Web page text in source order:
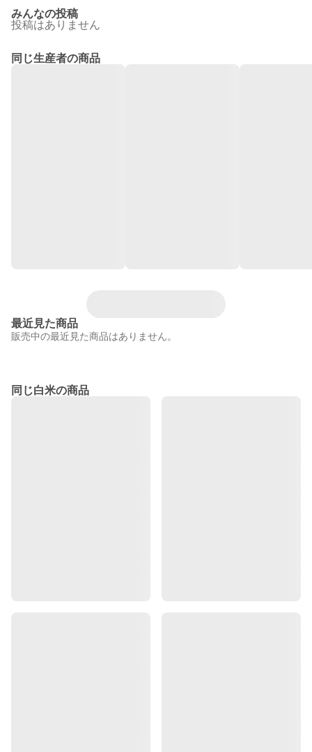
みんなの投稿
投稿はありません
同じ生産者の商品
最近見た商品
販売中の最近見た商品はありません。
同じ白米の商品